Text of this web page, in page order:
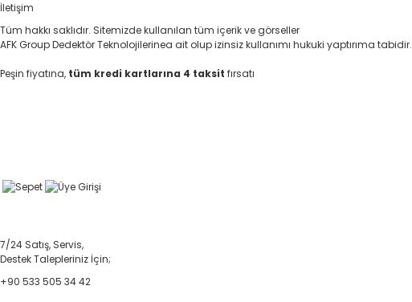
İletişim
Tüm hakkı saklıdır. Sitemizde kullanılan tüm içerik ve görseller
AFK Group Dedektör Teknolojilerinea ait olup izinsiz kullanımı hukuki yaptırıma tabidir.
Peşin fiyatına, tüm kredi kartlarına 4 taksit fırsatı
7/24 Satış, Servis,
Destek Talepleriniz İçin;
+90 533 505 34 42